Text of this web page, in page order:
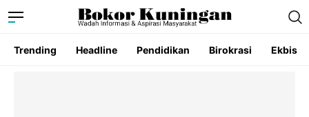
Trending Headline Pendidikan Birokrasi Ekbis